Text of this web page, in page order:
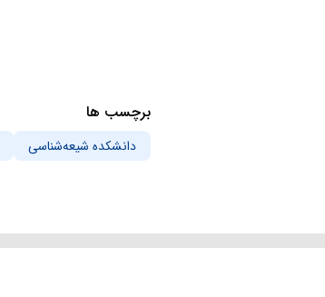
برچسب ها
دانشکده شیعه‌شناسی